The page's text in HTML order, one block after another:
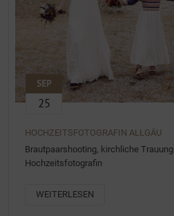
SEP
25
HOCHZEITSFOTOGRAFIN ALLGÄU
Brautpaarshooting, kirchliche
Hochzeitsfotografin
WEITERLESEN